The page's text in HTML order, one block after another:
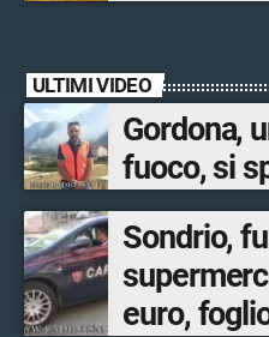
ULTIMI VIDEO
Gordona,
fuoco, si
Sondrio,
euro,